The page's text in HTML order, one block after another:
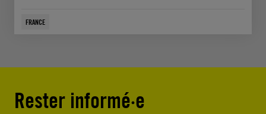
FRANCE
Rester informé·e